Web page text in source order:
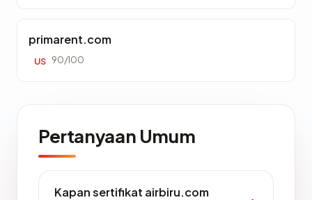
primarent.com
US 90/100
Pertanyaan Umum
Kapan sertifikat airbiru.com